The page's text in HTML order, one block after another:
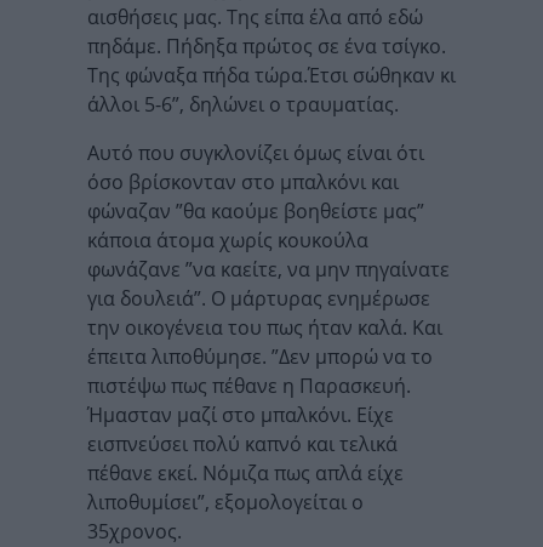
αισθήσεις μας. Της είπα έλα από εδώ
πηδάμε. Πήδηξα πρώτος σε ένα τσίγκο.
Της φώναξα πήδα τώρα.Έτσι σώθηκαν κι
άλλοι 5-6”, δηλώνει ο τραυματίας.
Αυτό που συγκλονίζει όμως είναι ότι
όσο βρίσκονταν στο μπαλκόνι και
φώναζαν ”θα καούμε βοηθείστε μας”
κάποια άτομα χωρίς κουκούλα
φωνάζανε ”να καείτε, να μην πηγαίνατε
για δουλειά”. Ο μάρτυρας ενημέρωσε
την οικογένεια του πως ήταν καλά. Και
έπειτα λιποθύμησε. ”Δεν μπορώ να το
πιστέψω πως πέθανε η Παρασκευή.
Ήμασταν μαζί στο μπαλκόνι. Είχε
εισπνεύσει πολύ καπνό και τελικά
πέθανε εκεί. Νόμιζα πως απλά είχε
λιποθυμίσει”, εξομολογείται ο
35χρονος.